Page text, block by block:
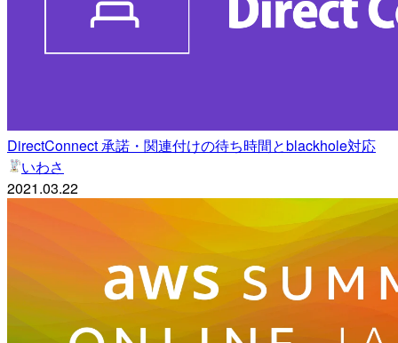
DirectConnect 承諾・関連付けの待ち時間とblackhole対応
いわさ
2021.03.22